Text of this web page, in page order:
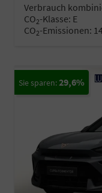
Verbrauch
CO2-Klasse: E
CO2-Emissionen:
29,6%